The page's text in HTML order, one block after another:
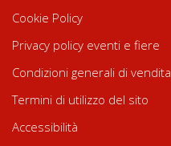
Cookie Policy
Privacy policy eventi e fiere
Condizioni generali di vendita
Termini di utilizzo del sito
Accessibilità